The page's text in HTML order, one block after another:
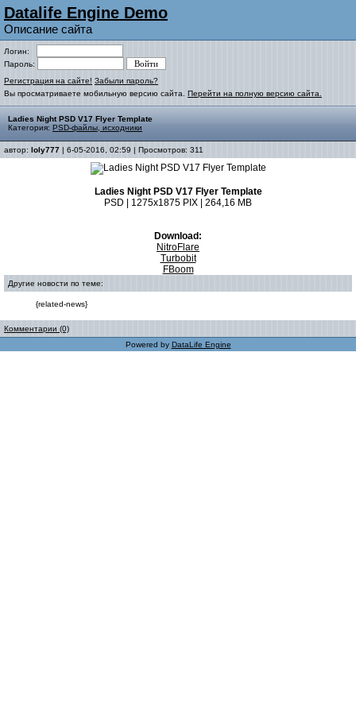
Datalife Engine Demo
Описание сайта
Логин:
Пароль:
Регистрация на сайте! Забыли пароль?
Вы просматриваете мобильную версию сайта. Перейти на полную версию сайта.
Ladies Night PSD V17 Flyer Template
Категория: PSD-файлы, исходники
автор: loly777 | 6-05-2016, 02:59 | Просмотров: 311
Ladies Night PSD V17 Flyer Template
PSD | 1275x1875 PIX | 264,16 MB
Download:
NitroFlare
Turbobit
FBoom
Другие новости по теме:
{related-news}
Комментарии (0)
Powered by DataLife Engine